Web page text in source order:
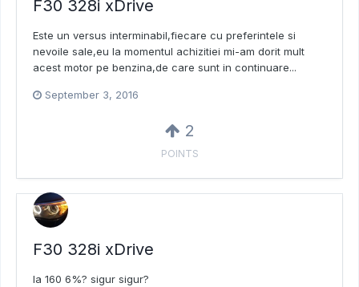
F30 328i xDrive
Este un versus interminabil,fiecare cu preferintele si
nevoile sale,eu la momentul achizitiei mi-am dorit mult
acest motor pe benzina,de care sunt in continuare...
September 3, 2016
2
POINTS
F30 328i xDrive
la 160 6%? sigur sigur?